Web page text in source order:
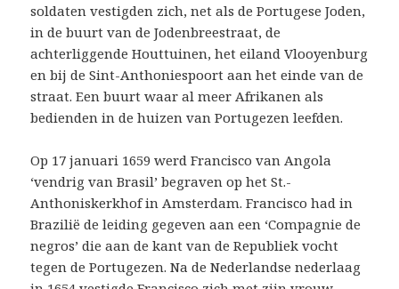
soldaten vestigden zich, net als de Portugese Joden,
in de buurt van de Jodenbreestraat, de
achterliggende Houttuinen, het eiland Vlooyenburg
en bij de Sint-Anthoniespoort aan het einde van de
straat. Een buurt waar al meer Afrikanen als
bedienden in de huizen van Portugezen leefden.
Op 17 januari 1659 werd Francisco van Angola
‘vendrig van Brasil’ begraven op het St.-
Anthoniskerkhof in Amsterdam. Francisco had in
Brazilië de leiding gegeven aan een ‘Compagnie de
negros’ die aan de kant van de Republiek vocht
tegen de Portugezen. Na de Nederlandse nederlaag